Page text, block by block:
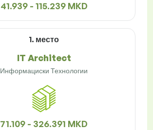
41.939 - 115.239 MKD
1. место
IT Architect
Информациски Технологии
71.109 - 326.391 MKD